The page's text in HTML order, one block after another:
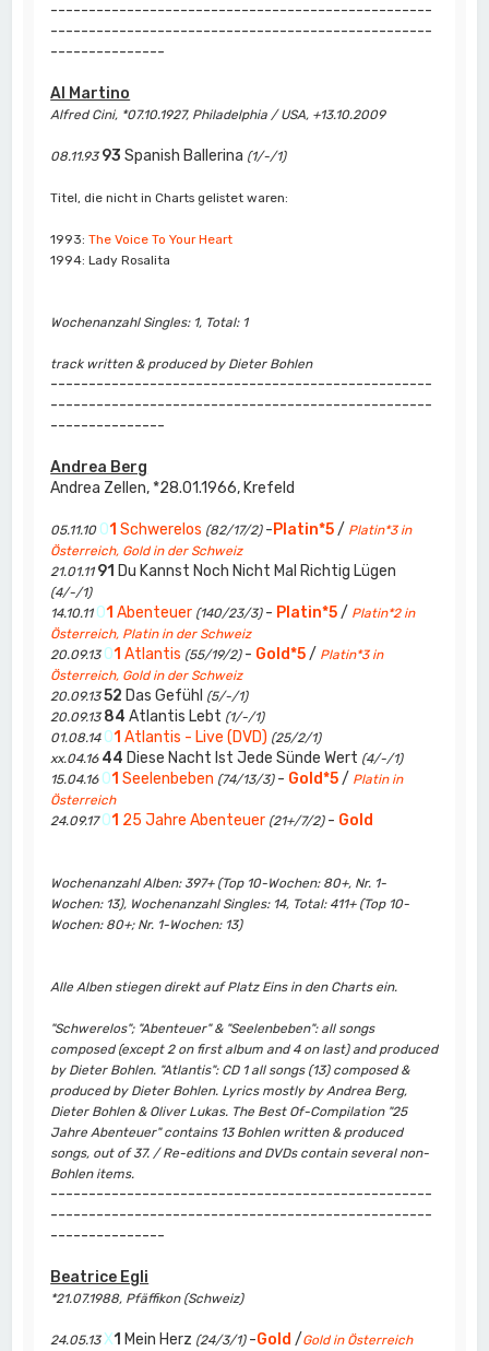
--------------------------------------------------
--------------------------------------------------
---------------
Al Martino
Alfred Cini, *07.10.1927, Philadelphia / USA, +13.10.2009
08.11.93 93 Spanish Ballerina (1/-/1)
Titel, die nicht in Charts gelistet waren:
1993:The Voice To Your Heart
1994: Lady Rosalita
Wochenanzahl Singles: 1, Total: 1
track written & produced by Dieter Bohlen
--------------------------------------------------
--------------------------------------------------
---------------
Andrea Berg
Andrea Zellen, *28.01.1966, Krefeld
05.11.10 01 Schwerelos (82/17/2)-Platin*5/ Platin*3 in
Österreich, Gold in der Schweiz
21.01.11 91 Du Kannst Noch Nicht Mal Richtig Lügen
(4/-/1)
14.10.11 01 Abenteuer (140/23/3)- Platin*5/ Platin*2 in
Österreich, Platin in der Schweiz
20.09.13 01 Atlantis (55/19/2)- Gold*5/ Platin*3 in
Österreich, Gold in der Schweiz
20.09.13 52 Das Gefühl (5/-/1)
20.09.13 84 Atlantis Lebt (1/-/1)
01.08.14 01 Atlantis - Live (DVD) (25/2/1)
xx.04.16 44 Diese Nacht Ist Jede Sünde Wert (4/-/1)
15.04.16 01 Seelenbeben (74/13/3)- Gold*5/ Platin in
Österreich
24.09.17 01 25 Jahre Abenteuer (21+/7/2)- Gold
Wochenanzahl Alben: 397+ (Top 10-Wochen: 80+, Nr. 1-
Wochen: 13), Wochenanzahl Singles: 14, Total: 411+ (Top 10-
Wochen: 80+; Nr. 1-Wochen: 13)
Alle Alben stiegen direkt auf Platz Eins in den Charts ein.
"Schwerelos"; "Abenteuer" & "Seelenbeben": all songs
composed (except 2 on first album and 4 on last) and produced
by Dieter Bohlen. "Atlantis": CD 1 all songs (13) composed &
produced by Dieter Bohlen. Lyrics mostly by Andrea Berg,
Dieter Bohlen & Oliver Lukas. The Best Of-Compilation "25
Jahre Abenteuer" contains 13 Bohlen written & produced
songs, out of 37. / Re-editions and DVDs contain several non-
Bohlen items.
--------------------------------------------------
--------------------------------------------------
---------------
Beatrice Egli
*21.07.1988, Pfäffikon (Schweiz)
24.05.13 X1 Mein Herz (24/3/1)-Gold /Gold in Österreich